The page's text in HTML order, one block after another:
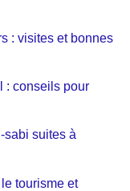
: visites et bonnes
: conseils pour
sabi suites à
tourisme et